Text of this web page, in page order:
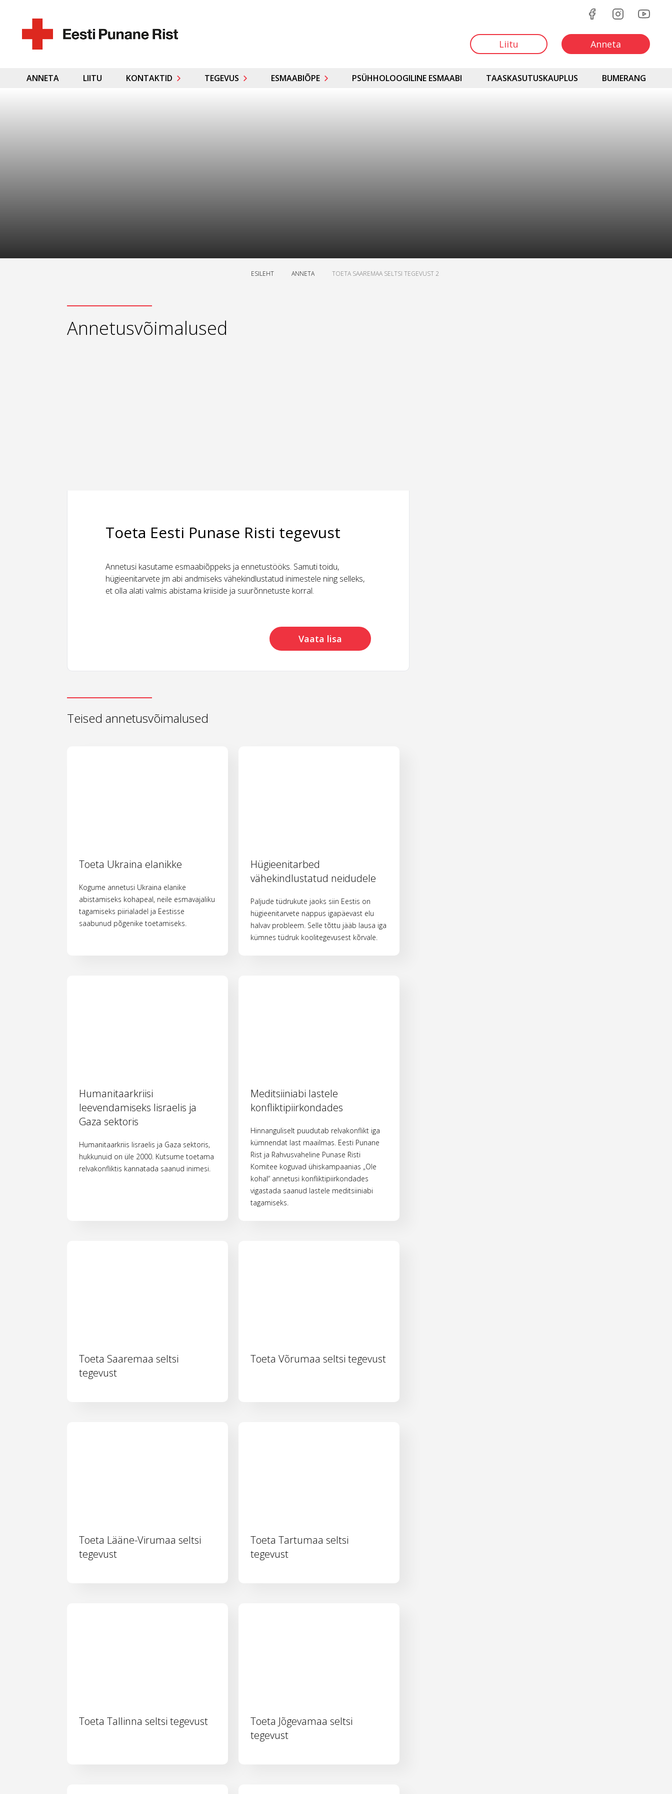
Liitu Anneta
ANNETA LIITU KONTAKTID TEGEVUS ESMAABIÕPE PSÜHHOLOOGILINE ESMAABI TAASKASUTUSKAUPLUS BUMERANG
ESILEHT ANNETA TOETA SAAREMAA SELTSI TEGEVUST 2
Annetusvõimalused
Toeta Eesti Punase Risti tegevust
Annetusi kasutame esmaabiõppeks ja ennetustööks. Samuti toidu,
hügieenitarvete jm abi andmiseks vähekindlustatud inimestele ning selleks,
et olla alati valmis abistama kriiside ja suurõnnetuste korral.
Vaata lisa
Teised annetusvõimalused
Toeta Ukraina elanikke
Kogume annetusi Ukraina elanike
abistamiseks kohapeal, neile esmavajaliku
tagamiseks piirialadel ja Eestisse
saabunud põgenike toetamiseks.
Hügieenitarbed
vähekindlustatud neidudele
Paljude tüdrukute jaoks siin Eestis on
hügieenitarvete nappus igapäevast elu
halvav probleem. Selle tõttu jääb lausa iga
kümnes tüdruk koolitegevusest kõrvale.
Humanitaarkriisi
leevendamiseks Iisraelis ja
Gaza sektoris
Humanitaarkriis Iisraelis ja Gaza sektoris,
hukkunuid on üle 2000. Kutsume toetama
relvakonfliktis kannatada saanud inimesi.
Meditsiiniabi lastele
konfliktipiirkondades
Hinnanguliselt puudutab relvakonflikt iga
kümnendat last maailmas. Eesti Punane
Rist ja Rahvusvaheline Punase Risti
Komitee koguvad ühiskampaanias „Ole
kohal“ annetusi konfliktipiirkondades
vigastada saanud lastele meditsiiniabi
tagamiseks.
Toeta Saaremaa seltsi
tegevust
Toeta Võrumaa seltsi tegevust
Toeta Lääne-Virumaa seltsi
tegevust
Toeta Tartumaa seltsi
tegevust
Toeta Tallinna seltsi tegevust
Toeta Jõgevamaa seltsi
tegevust